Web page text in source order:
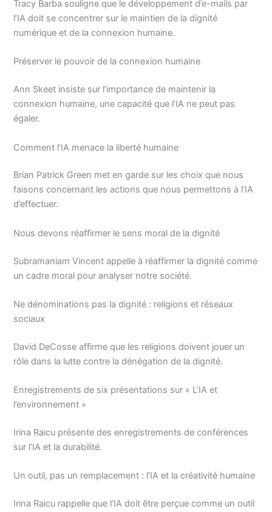
Tracy Barba souligne que le développement d’e-mails par
l’IA doit se concentrer sur le maintien de la dignité
numérique et de la connexion humaine.
Préserver le pouvoir de la connexion humaine
Ann Skeet insiste sur l’importance de maintenir la
connexion humaine, une capacité que l’IA ne peut pas
égaler.
Comment l’IA menace la liberté humaine
Brian Patrick Green met en garde sur les choix que nous
faisons concernant les actions que nous permettons à l’IA
d’effectuer.
Nous devons réaffirmer le sens moral de la dignité
Subramaniam Vincent appelle à réaffirmer la dignité comme
un cadre moral pour analyser notre société.
Ne dénominations pas la dignité : religions et réseaux
sociaux
David DeCosse affirme que les religions doivent jouer un
rôle dans la lutte contre la dénégation de la dignité.
Enregistrements de six présentations sur « L’IA et
l’environnement »
Irina Raicu présente des enregistrements de conférences
sur l’IA et la durabilité.
Un outil, pas un remplacement : l’IA et la créativité humaine
Irina Raicu rappelle que l’IA doit être perçue comme un outil